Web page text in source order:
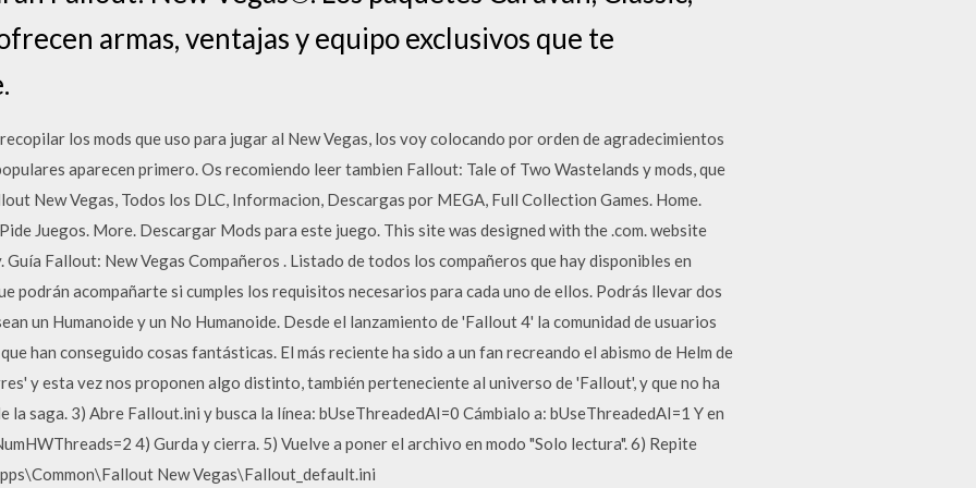
armas, ventajas y equipo exclusivos que te
los mods que uso para jugar al New Vegas, los voy colocando por orden de agradecimientos
aparecen primero. Os recomiendo leer tambien Fallout: Tale of Two Wastelands y mods, que
New Vegas, Todos los DLC, Informacion, Descargas por MEGA, Full Collection Games. Home.
Juegos. More. Descargar Mods para este juego. This site was designed with the .com. website
Fallout: New Vegas Compañeros . Listado de todos los compañeros que hay disponibles en
podrán acompañarte si cumples los requisitos necesarios para cada uno de ellos. Podrás llevar dos
un Humanoide y un No Humanoide. Desde el lanzamiento de 'Fallout 4' la comunidad de usuarios
han conseguido cosas fantásticas. El más reciente ha sido a un fan recreando el abismo de Helm de
y esta vez nos proponen algo distinto, también perteneciente al universo de 'Fallout', y que no ha
la saga. 3) Abre Fallout.ini y busca la línea: bUseThreadedAI=0 Cámbialo a: bUseThreadedAI=1 Y en
4) Gurda y cierra. 5) Vuelve a poner el archivo en modo "Solo lectura". 6) Repite
New Vegas\Fallout_default.ini